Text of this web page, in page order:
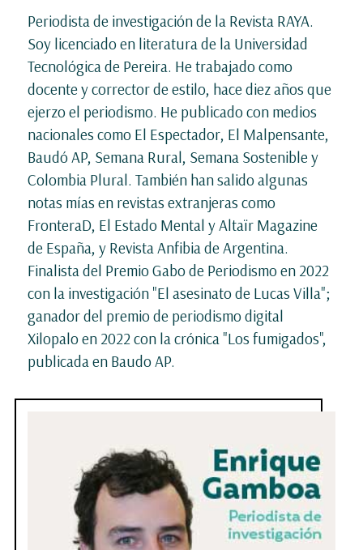
Periodista de investigación de la Revista RAYA.
Soy licenciado en literatura de la Universidad
Tecnológica de Pereira. He trabajado como
docente y corrector de estilo, hace diez años que
ejerzo el periodismo. He publicado con medios
nacionales como El Espectador, El Malpensante,
Baudó AP, Semana Rural, Semana Sostenible y
Colombia Plural. También han salido algunas
notas mías en revistas extranjeras como
FronteraD, El Estado Mental y Altaïr Magazine
de España, y Revista Anfibia de Argentina.
Finalista del Premio Gabo de Periodismo en 2022
con la investigación "El asesinato de Lucas Villa";
ganador del premio de periodismo digital
Xilopalo en 2022 con la crónica "Los fumigados",
publicada en Baudo AP.